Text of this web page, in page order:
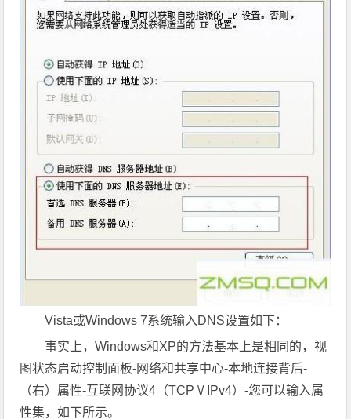
Vista或Windows 7系统输入DNS设置如下：
事实上，Windows和XP的方法基本上是相同的，视
图状态启动控制面板-网络和共享中心-本地连接背后-
（右）属性-互联网协议4（TCP \/ IPv4）-您可以输入属
性集，如下所示。